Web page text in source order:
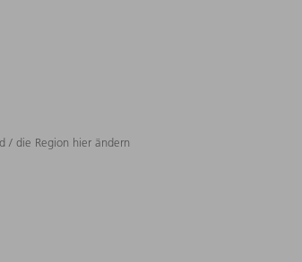
/ die Region hier ändern